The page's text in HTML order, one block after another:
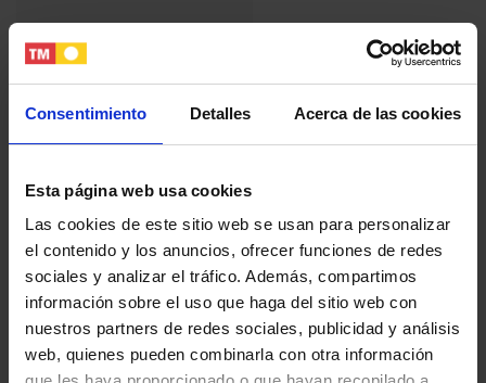
Consentimiento Detalles Acerca de las cookies
Esta página web usa cookies
Las cookies de este sitio web se usan para personalizar
el contenido y los anuncios, ofrecer funciones de redes
sociales y analizar el tráfico. Además, compartimos
información sobre el uso que haga del sitio web con
nuestros partners de redes sociales, publicidad y análisis
web, quienes pueden combinarla con otra información
Tu nombre y apellidos
Tu teléfono
0 €
Total 435.600 €